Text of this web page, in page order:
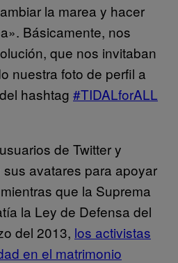
la marea y hacer
Básicamente, nos
que nos invitaban
nuestra foto de perfil a
hashtag #TIDALforALL
de Twitter y
avatares para apoyar
que la Suprema
la Ley de Defensa del
del 2013, los activistas
en el matrimonio